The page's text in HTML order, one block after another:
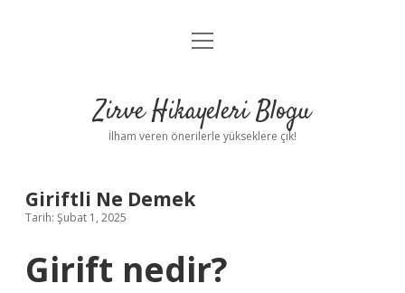
Anasayfa
Yasal Uyarı
menüyü
Zirve Hikayeleri Blogu
İlham veren önerilerle yükseklere çık!
Giriftli Ne Demek
Tarih: Şubat 1, 2025
Girift nedir?